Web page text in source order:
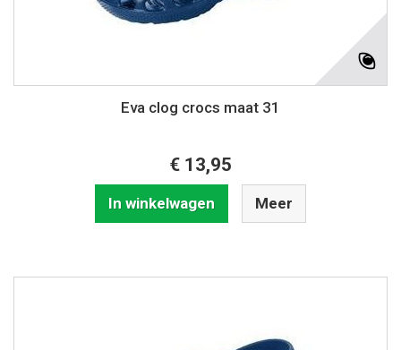
Eva clog crocs maat 31
€ 13,95
In winkelwagen Meer